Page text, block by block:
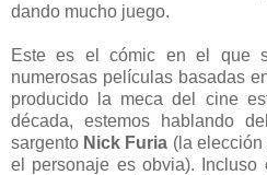
dando mucho juego.
Este es el cómic en el que
numerosas películas basadas
producido la meca del cine
década, estemos hablando
sargento Nick Furia (la elección
el personaje es obvia).